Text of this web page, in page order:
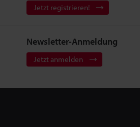
Jetzt registrieren!
Newsletter-Anmeldung
Jetzt anmelden